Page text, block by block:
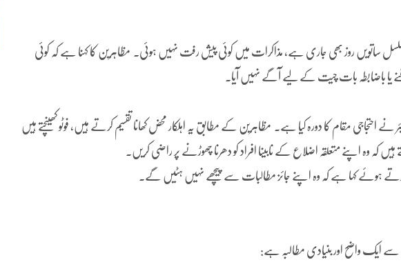
مسلسل ساتویں روز بھی جاری ہے، مذاکرات میں کوئی پیش رفت نہیں ہوئی۔ مظاہرین کا کہنا ہے کہ کوئی
یا باضابطہ بات چیت کے لیے آگے نہیں آیا۔
مقام کا دورہ کیا ہے۔ مظاہرین کے مطابق یہ اہلکار محض کھانا تقسیم کرتے ہیں، فوٹو کھینچتے ہیں
ہیں کہ وہ اپنے متعلقہ اضلاع کے نابینا افراد کو دھرنا چھوڑنے پر راضی کریں۔
ہوئے کہا ہے کہ وہ اپنے جائز مطالبات سے پیچھے نہیں ہٹیں گے۔
ایک واضح اور بنیادی مطالبہ ہے: